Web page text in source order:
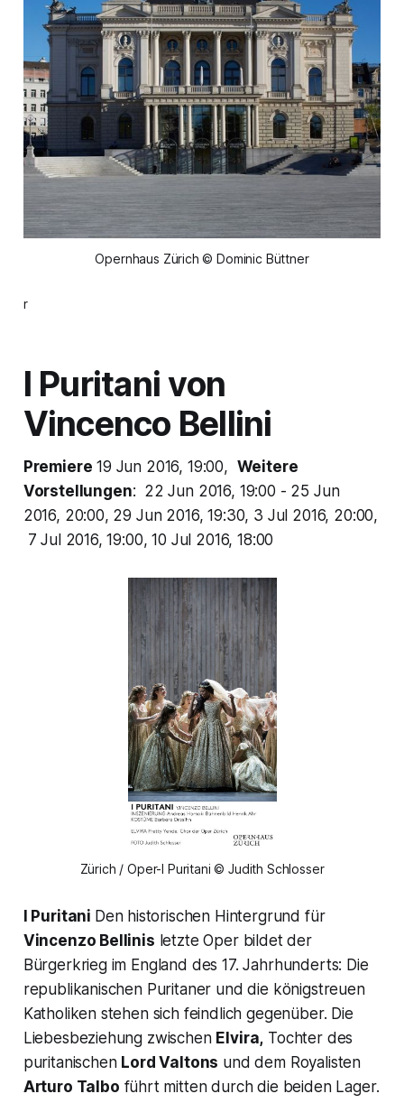
Opernhaus Zürich © Dominic Büttner
r
I Puritani von
Vincenco Bellini
Premiere 19 Jun 2016, 19:00, Weitere
Vorstellungen: 22 Jun 2016, 19:00 - 25 Jun
2016, 20:00, 29 Jun 2016, 19:30, 3 Jul 2016, 20:00,
7 Jul 2016, 19:00, 10 Jul 2016, 18:00
Zürich / Oper-I Puritani © Judith Schlosser
I Puritani Den historischen Hintergrund für
Vincenzo Bellinis letzte Oper bildet der
Bürgerkrieg im England des 17. Jahr­hunderts: Die
republikanischen Puritaner und die königstreuen
Katholiken stehen sich feindlich gegenüber. Die
Liebes­beziehung zwischen Elvira, Tochter des
puritanischen Lord Valtons und dem Royalisten
Arturo Talbo führt mitten durch die beiden Lager.